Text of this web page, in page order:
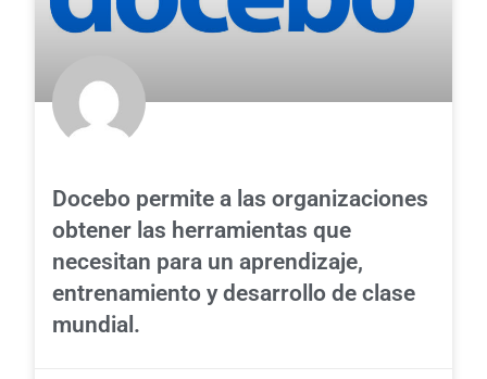
Docebo permite a las organizaciones
obtener las herramientas que
necesitan para un aprendizaje,
entrenamiento y desarrollo de clase
mundial.